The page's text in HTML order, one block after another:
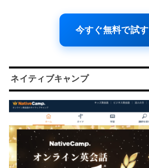
今すぐ無料で試す
ネイティブキャンプ